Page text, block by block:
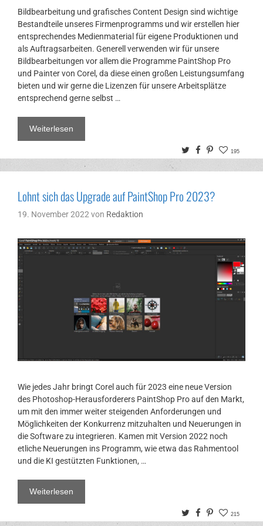
Bildbearbeitung und grafisches Content Design sind wichtige
Bestandteile unseres Firmenprogramms und wir erstellen hier
entsprechendes Medienmaterial für eigene Produktionen und
als Auftragsarbeiten. Generell verwenden wir für unsere
Bildbearbeitungen vor allem die Programme PaintShop Pro
und Painter von Corel, da diese einen großen Leistungsumfang
bieten und wir gerne die Lizenzen für unsere Arbeitsplätze
entsprechend gerne selbst …
Weiterlesen
TwitterFacebook
Pinterest
195
Lohnt sich das Upgrade auf PaintShop Pro 2023?
19. November 2022 von Redaktion
Wie jedes Jahr bringt Corel auch für 2023 eine neue Version
des Photoshop-Herausforderers PaintShop Pro auf den Markt,
um mit den immer weiter steigenden Anforderungen und
Möglichkeiten der Konkurrenz mitzuhalten und Neuerungen in
die Software zu integrieren. Kamen mit Version 2022 noch
etliche Neuerungen ins Programm, wie etwa das Rahmentool
und die KI gestützten Funktionen, …
Weiterlesen
TwitterFacebook
Pinterest
215